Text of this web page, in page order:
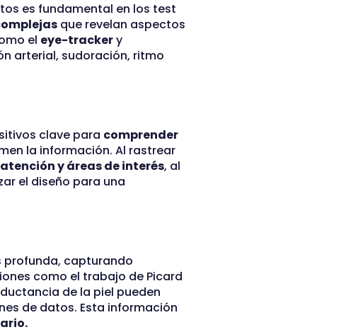
es fundamental en los test
que revelan aspectos
el eye-trackery
arterial, sudoración, ritmo
clave para comprender
la información. Al rastrear
y áreas de interés, al
el diseño para una
capturando
como el trabajo de Picard
de la piel pueden
de datos. Esta información